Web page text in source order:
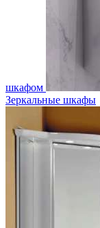
шкафом
Зеркальные шкафы